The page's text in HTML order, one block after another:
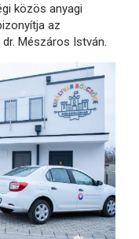
közös anyagi
az
Mészáros István.